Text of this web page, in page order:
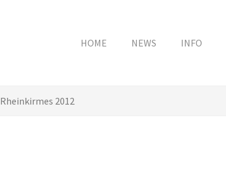
HOME NEWS INFO
Rheinkirmes 2012